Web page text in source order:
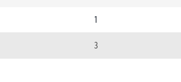
1
3